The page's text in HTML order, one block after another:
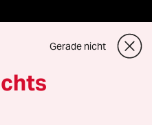
Gerade nicht